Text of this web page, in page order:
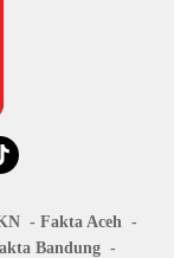
Fakta Aceh
Bandung